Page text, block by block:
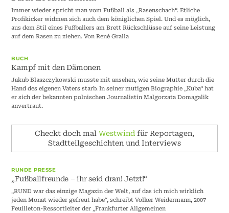
Immer wieder spricht man vom Fußball als „Rasenschach“. Etliche
Profikicker widmen sich auch dem königlichen Spiel. Und es möglich,
aus dem Stil eines Fußballers am Brett Rückschlüsse auf seine Leistung
auf dem Rasen zu ziehen. Von René Gralla
BUCH
Kampf mit den Dämonen
Jakub Blaszczykowski musste mit ansehen, wie seine Mutter durch die
Hand des eigenen Vaters starb. In seiner mutigen Biographie „Kuba“ hat
er sich der bekannten polnischen Journalistin Malgorzata Domagalik
anvertraut.
Checkt doch mal Westwind für Reportagen,
Stadtteilgeschichten und Interviews
RUNDE PRESSE
„Fußballfreunde – ihr seid dran! Jetzt!“
„RUND war das einzige Magazin der Welt, auf das ich mich wirklich
jeden Monat wieder gefreut habe“, schreibt Volker Weidermann, 2007
Feuilleton-Ressortleiter der „Frankfurter Allgemeinen